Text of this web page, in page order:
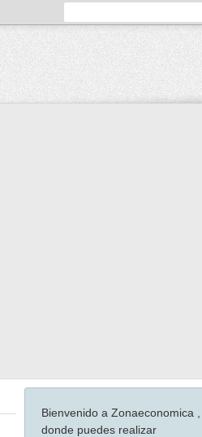
Bienvenido a Zonaeconomica ,
donde puedes realizar